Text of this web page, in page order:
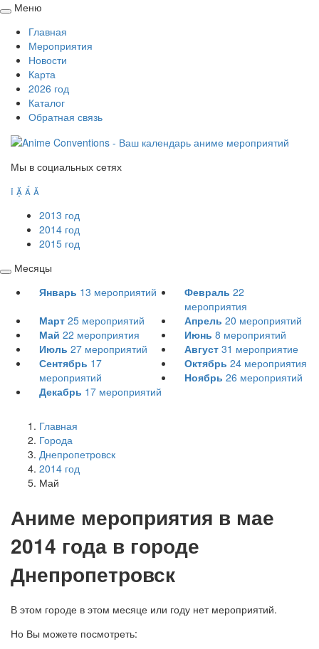
Свернуть
развернуть
Меню
Главная
Мероприятия
Новости
Карта
2026 год
Каталог
Обратная связь
Мы в социальных сетях
   
2013 год
2014 год
2015 год
Свернуть
Месяцы
Январь 13 мероприятий Февраль 22
мероприятия
Март 25 мероприятий Апрель 20 мероприятий
Май 22 мероприятия Июнь 8 мероприятий
Июль 27 мероприятий Август 31 мероприятие
Сентябрь 17
мероприятий
Октябрь 24 мероприятия
Ноябрь 26 мероприятий
Декабрь 17 мероприятий
Главная
Города
Днепропетровск
2014 год
Май
Аниме мероприятия в мае
2014 года в городе
Днепропетровск
В этом городе в этом месяце или году нет мероприятий.
Но Вы можете посмотреть: